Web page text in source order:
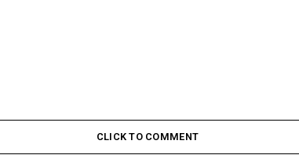
CLICK TO COMMENT